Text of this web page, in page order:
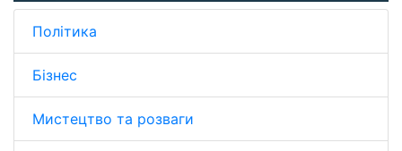
Політика
Бізнес
Мистецтво та розваги